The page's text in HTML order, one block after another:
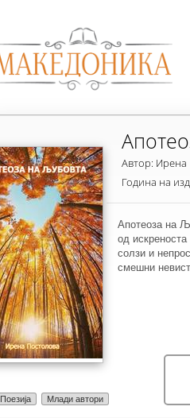
Поезија Млади автори
Автор: Ирена
Година на
Апотеоза на
од
солзи и
смешни